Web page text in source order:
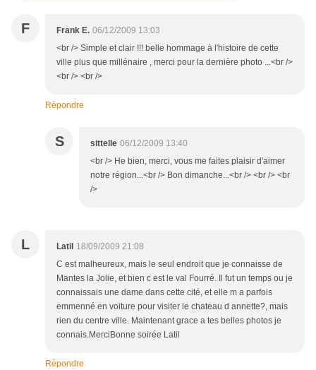
F Frank E. 06/12/2009 13:03
<br /> Simple et clair !!! belle hommage à l'histoire de cette
ville plus que millénaire , merci pour la dernière photo ...<br />
<br /> <br />
Répondre
S sittelle 06/12/2009 13:40
<br /> He bien, merci, vous me faites plaisir d'aimer
notre région...<br /> Bon dimanche...<br /> <br /> <br
/>
L Latil 18/09/2009 21:08
C est malheureux, mais le seul endroit que je connaisse de
Mantes la Jolie, et bien c est le val Fourré. Il fut un temps ou je
connaissais une dame dans cette cité, et elle m a parfois
emmenné en voiture pour visiter le chateau d annette?, mais
rien du centre ville. Maintenant grace a tes belles photos je
connais.MerciBonne soirée Latil
Répondre